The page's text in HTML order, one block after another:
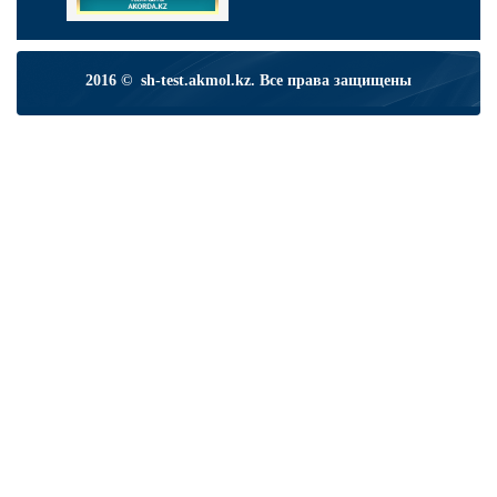
2016 © sh-test.akmol.kz. Все права защищены